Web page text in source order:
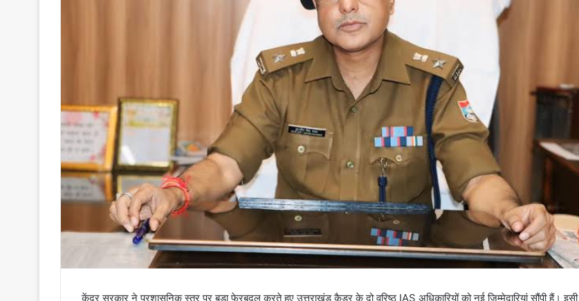
केंद्र सरकार ने प्रशासनिक स्तर पर बड़ा फेरबदल करते हुए उत्तराखंड कैडर के दो वरिष्ठ IAS अधिकारियों को नई जिम्मेदारियां सौंपी हैं। इसी